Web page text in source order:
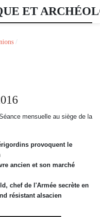
ET
mensuelle au siège de la
provoquent le
ancien et son marché
chef de l'Armée secrète en
résistant alsacien